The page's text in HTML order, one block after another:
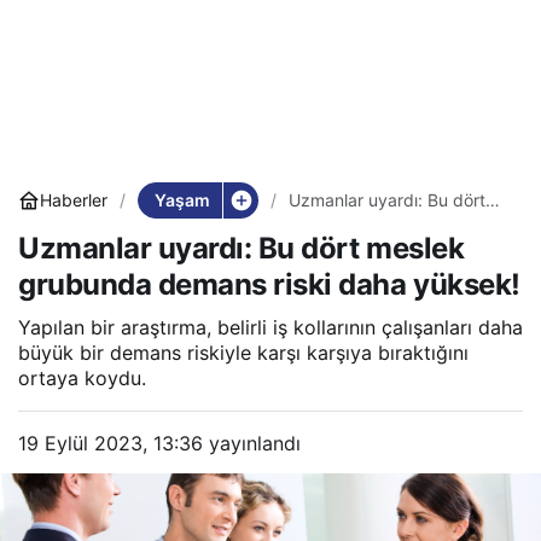
Haberler Yaşam
Uzmanlar uyardı: Bu dört
riski daha yüksek!
Uzmanlar uyardı: Bu dört meslek
grubunda demans riski daha yüksek!
Yapılan bir araştırma, belirli iş kollarının çalışanları daha
büyük bir demans riskiyle karşı karşıya bıraktığını
ortaya koydu.
19 Eylül 2023, 13:36 yayınlandı